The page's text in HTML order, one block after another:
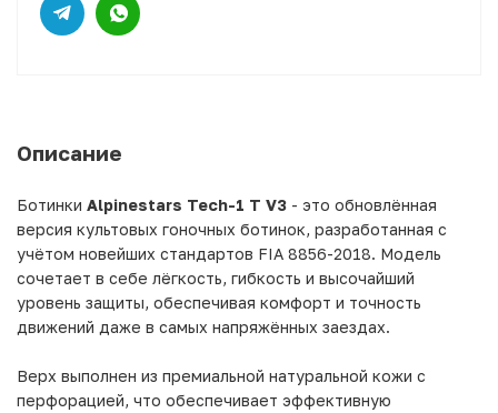
Описание
Ботинки Alpinestars Tech-1 T V3 - это обновлённая
версия культовых гоночных ботинок, разработанная с
учётом новейших стандартов FIA 8856-2018. Модель
сочетает в себе лёгкость, гибкость и высочайший
уровень защиты, обеспечивая комфорт и точность
движений даже в самых напряжённых заездах.
Верх выполнен из премиальной натуральной кожи с
перфорацией, что обеспечивает эффективную